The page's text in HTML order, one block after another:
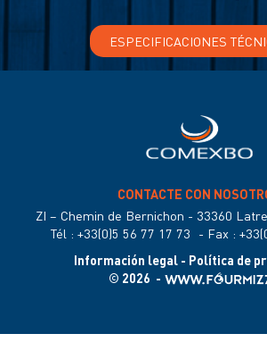
ESPECIFICACIONES
CONTACTE CON
ZI – Chemin de Bernichon - 33360
Tél : +33(0)5 56 77 17 73
- Fax :
Información legal- Política de
© 2026 -